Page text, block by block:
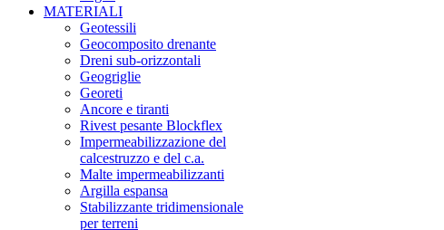
MATERIALI
Geotessili
Geocomposito drenante
Dreni sub-orizzontali
Geogriglie
Georeti
Ancore e tiranti
Rivest pesante Blockflex
Impermeabilizzazione del
calcestruzzo e del c.a.
Malte impermeabilizzanti
Argilla espansa
Stabilizzante tridimensionale
per terreni